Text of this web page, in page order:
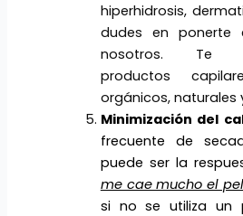
hiperhidrosis,
dudes en ponerte
nosotros. Te
productos
orgánicos, naturales
Minimización del
frecuente de
puede ser la
me cae mucho el
si no se utiliza un